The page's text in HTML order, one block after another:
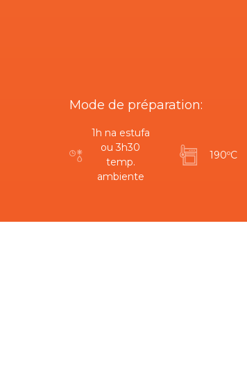
Mode de préparation:
1h na estufa
ou 3h30
temp.
ambiente
190ºC